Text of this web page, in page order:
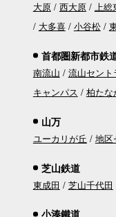
大原 西大原 上総
大多喜
小谷松
首都圏新都市鉄
南流山 流山セント
キャンパス
柏たな
山万
ユーカリが丘 地区
芝山鉄道
東成田 芝山千代田
小湊鐵道